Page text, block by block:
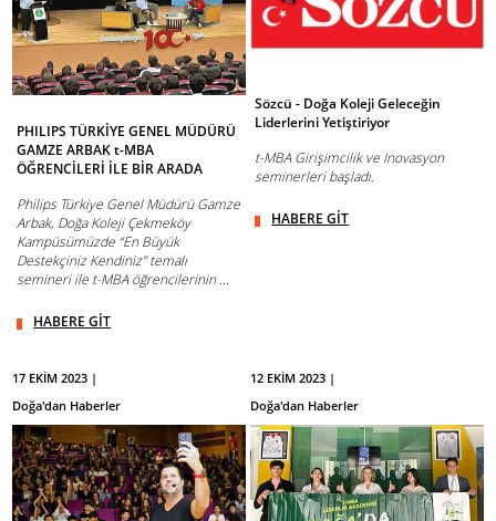
PHILIPS TÜRKİYE GENEL MÜDÜRÜ
GAMZE ARBAK t-MBA
ÖĞRENCİLERİ İLE BİR ARADA
Philips Türkiye Genel Müdürü Gamze
Arbak, Doğa Koleji Çekmeköy
Kampüsümüzde “En Büyük
Destekçiniz Kendiniz’’ temalı
semineri ile t-MBA öğrencilerinin ...
HABERE GİT
Sözcü - Doğa Koleji Geleceğin
Liderlerini Yetiştiriyor
t-MBA Girişimcilik ve Inovasyon
seminerleri başladı.
HABERE GİT
17 EKİM 2023 |
Doğa'dan Haberler
12 EKİM 2023 |
Doğa'dan Haberler